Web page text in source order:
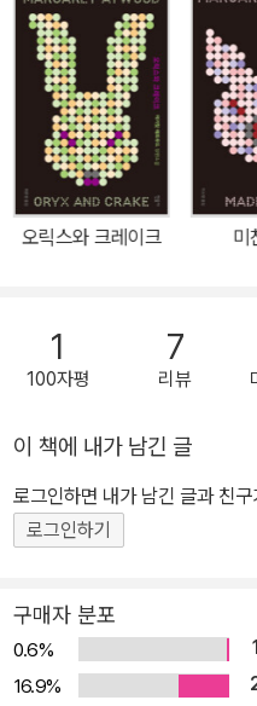
해』는 대재앙이 휩쓸고 지나간
의 연대에 초점을 맞추었다. 극
듬고 챙기며 함께 살아남기 위
작가 마거릿 애트우드의 진면목을 발견할
세상을 쓸고 지나간 세계, 간신
다 과거를 회상한다. 부모를 여
경주의자 단체 ‘신의 정원사’에
지도자인 이브 들이 이끄는 신
코가 신의 정원사를 공격하자
일하며 반체제 투쟁을 벌이는
의 정원사에 들어와 그곳에서
의 격리실에 있어 화를 피한 렌
선다. 재회한 토비와 렌은 동료
의 주인공 지미와 크레이커들의 흔적을 발
것은 1985년 발표한 『시녀 이야
하는 작품 속 여성들은 당시 사
20년 뒤 발표한 『오릭스와 크
오릭스와 크레이크 미
1
100자평
7
리뷰
이 책에 내가 남긴 글
로그인하면 내가 남긴 글과 친
로그인하기
구매자 분포
0.6%
16.9%